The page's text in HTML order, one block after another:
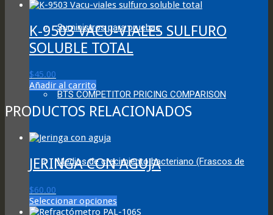
Suministros para pruebas
BTS COMPETITOR PRICING COMPARISON
Medios de crecimiento bacteriano (Frascos de
K-9503 VACU-VIALES SULFURO
SOLUBLE TOTAL
$45.00
Añadir al carrito
PRODUCTOS RELACIONADOS
JERINGA CON AGUJA
$60.00
Seleccionar opcionesThis
product